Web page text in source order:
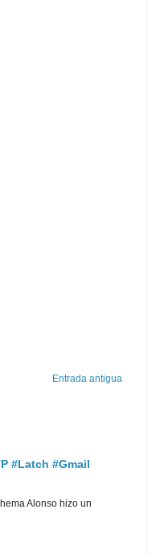
Entrada antigua
#Latch #Gmail
Alonso hizo un